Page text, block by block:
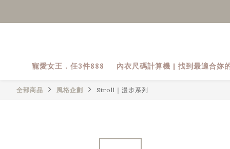
寵愛女王．任3件888 內衣尺碼計算機 | 找到最適合妳
全部商品 風格企劃 Stroll｜漫步系列